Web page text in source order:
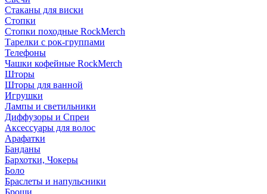
Стаканы для виски
Стопки
Стопки походные RockMerch
Тарелки с рок-группами
Телефоны
Чашки кофейные RockMerch
Шторы
Шторы для ванной
Игрушки
Лампы и светильники
Диффузоры и Спреи
Аксессуары для волос
Арафатки
Банданы
Бархотки, Чокеры
Боло
Браслеты и напульсники
Броши